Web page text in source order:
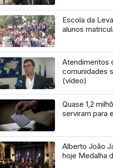
Escola da
alunos
Atendimentos
comunidades
(vídeo)
Quase 1,2
serviram para
Alberto João
hoje Medalha